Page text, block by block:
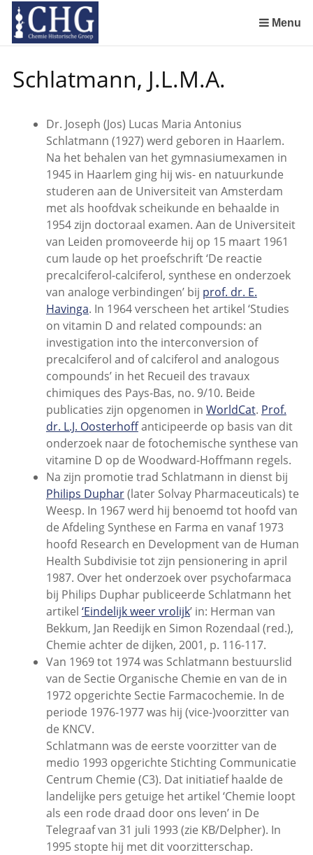
links
over
naar
de
Spring
naar
het
menu
Menu
Schlatmann, J.L.M.A.
Dr. Joseph (Jos) Lucas Maria Antonius
Schlatmann (1927) werd geboren in Haarlem.
Na het behalen van het gymnasiumexamen in
1945 in Haarlem ging hij wis- en natuurkunde
studeren aan de Universiteit van Amsterdam
met als hoofdvak scheikunde en behaalde in
1954 zijn doctoraal examen. Aan de Universiteit
van Leiden promoveerde hij op 15 maart 1961
cum laude op het proefschrift ‘De reactie
precalciferol-calciferol, synthese en onderzoek
van analoge verbindingen’ bij prof. dr. E.
Havinga. In 1964 verscheen het artikel ‘Studies
on vitamin D and related compounds: an
investigation into the interconversion of
precalciferol and of calciferol and analogous
compounds’ in het Recueil des travaux
chimiques des Pays-Bas, no. 9/10. Beide
publicaties zijn opgenomen in WorldCat. Prof.
dr. L.J. Oosterhoffanticipeerde op basis van dit
onderzoek naar de fotochemische synthese van
vitamine D op de Woodward-Hoffmann regels.
Na zijn promotie trad Schlatmann in dienst bij
Philips Duphar(later Solvay Pharmaceuticals) te
Weesp. In 1967 werd hij benoemd tot hoofd van
de Afdeling Synthese en Farma en vanaf 1973
hoofd Research en Development van de Human
Health Subdivisie tot zijn pensionering in april
1987. Over het onderzoek over psychofarmaca
bij Philips Duphar publiceerde Schlatmann het
artikel ‘Eindelijk weer vrolijk’ in: Herman van
Bekkum, Jan Reedijk en Simon Rozendaal (red.),
Chemie achter de dijken, 2001, p. 116-117.
Van 1969 tot 1974 was Schlatmann bestuurslid
van de Sectie Organische Chemie en van de in
1972 opgerichte Sectie Farmacochemie. In de
periode 1976-1977 was hij (vice-)voorzitter van
de KNCV.
Schlatmann was de eerste voorzitter van de
medio 1993 opgerichte Stichting Communicatie
Centrum Chemie (C3). Dat initiatief haalde de
landelijke pers getuige het artikel ‘Chemie loopt
als een rode draad door ons leven’ in De
Telegraaf van 31 juli 1993 (zie KB/Delpher). In
1995 stopte hij met dit voorzitterschap.